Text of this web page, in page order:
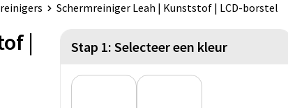
Schermreiniger Leah | Kunststof | LCD-borstel
|
Stap 1: Selecteer een kleur